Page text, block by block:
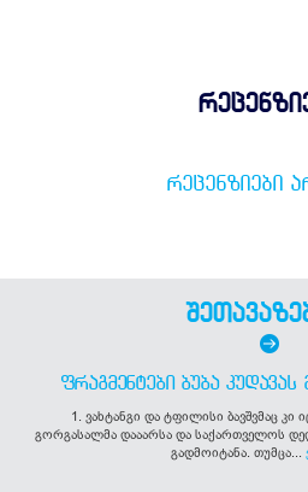
ᲠᲔᲪᲔᲜᲖᲘᲔᲑᲘ
ᲤᲠᲐᲒᲛᲔᲜᲢᲔᲑᲘ ᲑᲣᲑᲐ ᲙᲣᲓᲐᲕᲐᲡ
1. ვახტანგი და ტფილისი ბავშვმაც
გორგასალმა დააარსა და საქართველოს
გადმოიტანა. თუმცა...